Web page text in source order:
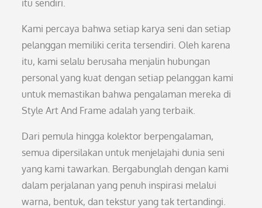
itu sendiri.
Kami percaya bahwa setiap karya seni dan setiap
pelanggan memiliki cerita tersendiri. Oleh karena
itu, kami selalu berusaha menjalin hubungan
personal yang kuat dengan setiap pelanggan kami
untuk memastikan bahwa pengalaman mereka di
Style Art And Frame adalah yang terbaik.
Dari pemula hingga kolektor berpengalaman,
semua dipersilakan untuk menjelajahi dunia seni
yang kami tawarkan. Bergabunglah dengan kami
dalam perjalanan yang penuh inspirasi melalui
warna, bentuk, dan tekstur yang tak tertandingi.